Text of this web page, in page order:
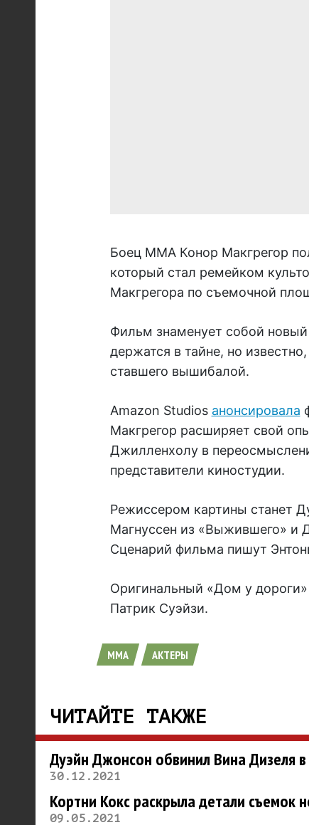
Боец MMA Конор Макгрегор
который стал ремейком
Макгрегора по съемочной
Фильм знаменует собой
держатся в тайне, но
ставшего вышибалой.
Amazon Studios анонсировала
Макгрегор расширяет свой
Джилленхолу в
представители киностудии.
Режиссером картины станет
Магнуссен из «Выжившего» и
Сценарий фильма пишут
Оригинальный «Дом у
Патрик Суэйзи.
MMA АКТЕРЫ
ЧИТАЙТЕ ТАКЖЕ
Дуэйн Джонсон обвинил Вина Дизеля
30.12.2021
Кортни Кокс раскрыла детали съемок
09.05.2021